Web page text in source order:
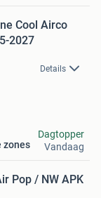
Cool Airco
2027
Details
zones
Dagtopper
Vandaag
Pop / NW APK